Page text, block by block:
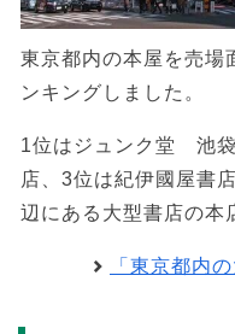
東京都内の本屋を売場
ンキングしました。
1位はジュンク堂 池
店、3位は紀伊國屋書
辺にある大型書店の本
「東京都内